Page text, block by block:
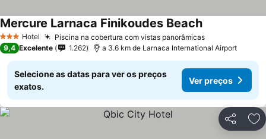
3 EstrelasHotel Piscina na cobertura com vistas panorâmicasVer preços
Mercure Larnaca Finikoudes BeachVer preços
9,4 Excelente 1.262 a 3.6 km de Larnaca International Airport
Selecione as datas para ver os preços
exatos.
Ver preços
Partilhar